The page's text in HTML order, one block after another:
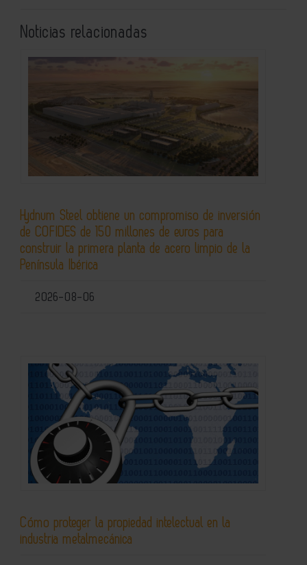
Noticias relacionadas
Hydnum Steel obtiene un compromiso de inversión
de COFIDES de 150 millones de euros para
construir la primera planta de acero limpio de la
Península Ibérica
2026-08-06
Cómo proteger la propiedad intelectual en la
industria metalmecánica